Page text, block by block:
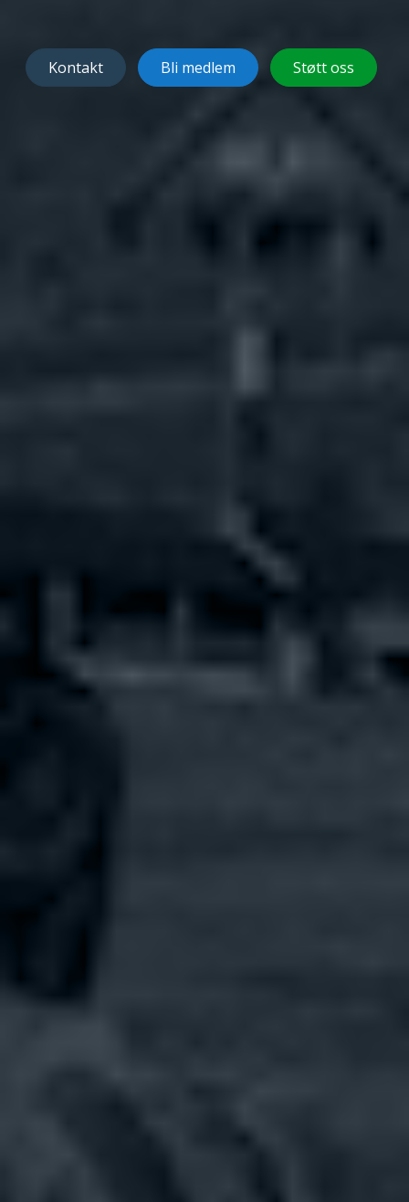
Kontakt Bli medlem Støtt oss